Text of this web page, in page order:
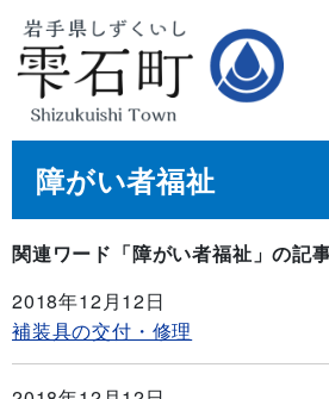
障がい者福祉
関連ワード「障がい者福祉」の記
2018年12月12日
補装具の交付・修理